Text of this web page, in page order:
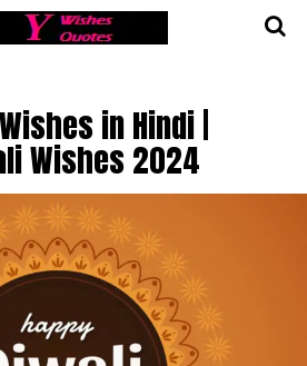
in Hindi |
Wishes 2024